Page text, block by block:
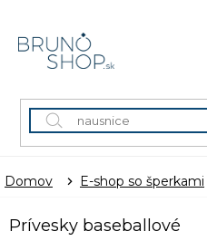
obsah
Domov E-shop so šperkami
Prívesky baseballové